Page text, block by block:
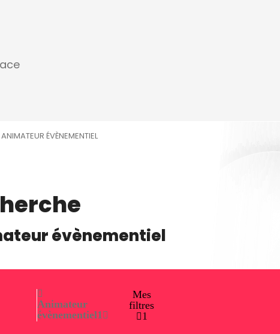
ANIMATEUR ÉVÈNEMENTIEL
évènementiel
Animateur
évènementiel1
Mes
filtres
1